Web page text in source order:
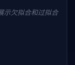
示欠拟合和过拟合